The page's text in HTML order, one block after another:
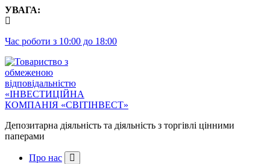
Перейти
до
УВАГА:
Час роботи з 10:00 до 18:00
Депозитарна діяльність та діяльність з торгівлі цінними
паперами
Про нас